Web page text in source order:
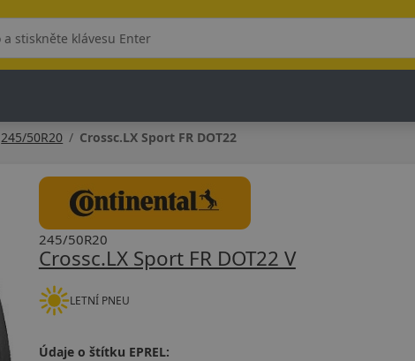
245/50R20 Crossc.LX Sport FR DOT22
Crossc.LX Sport FR DOT22 V
245/50R20
LETNÍ PNEU
Údaje o štítku EPREL: